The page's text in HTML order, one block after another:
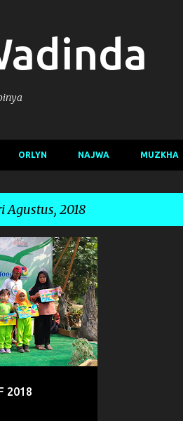
ORLYN NAJWA MUZKHA
2018
2018